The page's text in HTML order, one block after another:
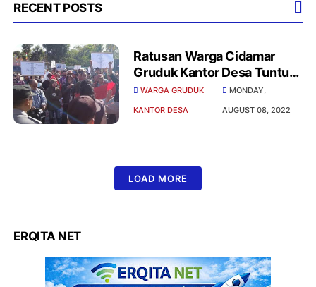
RECENT POSTS
Ratusan Warga Cidamar
Gruduk Kantor Desa Tuntut
Kades Mundur Dari
Jabatanya
WARGA GRUDUK
KANTOR DESA
MONDAY,
AUGUST 08, 2022
LOAD MORE
ERQITA NET